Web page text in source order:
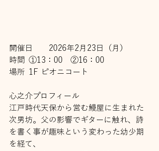
開催日	2026年2月23日（月）
時間	①13：00　②16：00
場所	1F ピオニコート
心之介プロフィール
江⼾時代天保から営む鰻屋に⽣まれた
次男坊。⽗の影響でギターに触れ、詩
を書く事が趣味という変わった幼少期
を経て、